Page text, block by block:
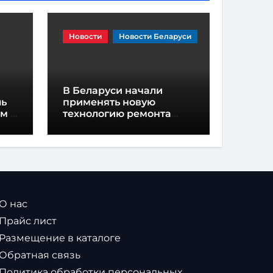
Новости Новости Беларуси
В Беларуси начали
применять новую
технологию ремонта
нас
лист
в каталоге
связь